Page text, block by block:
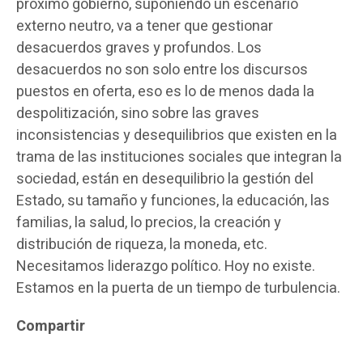
próximo gobierno, suponiendo un escenario
externo neutro, va a tener que gestionar
desacuerdos graves y profundos. Los
desacuerdos no son solo entre los discursos
puestos en oferta, eso es lo de menos dada la
despolitización, sino sobre las graves
inconsistencias y desequilibrios que existen en la
trama de las instituciones sociales que integran la
sociedad, están en desequilibrio la gestión del
Estado, su tamaño y funciones, la educación, las
familias, la salud, lo precios, la creación y
distribución de riqueza, la moneda, etc.
Necesitamos liderazgo político. Hoy no existe.
Estamos en la puerta de un tiempo de turbulencia.
Compartir